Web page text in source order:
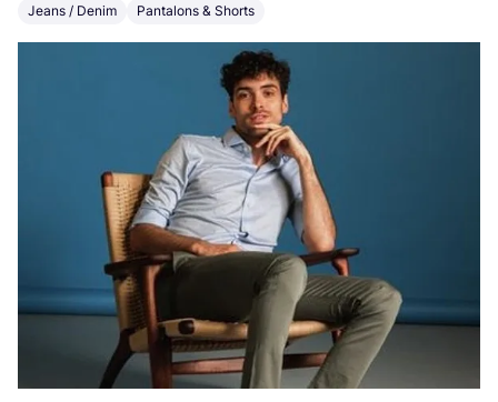
Jeans / Denim Pantalons & Shorts